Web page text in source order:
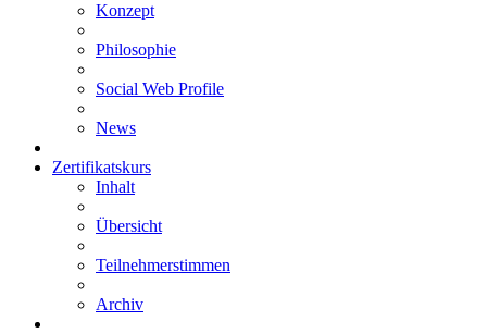
Konzept
Philosophie
Social Web Profile
News
Zertifikatskurs
Inhalt
Übersicht
Teilnehmerstimmen
Archiv